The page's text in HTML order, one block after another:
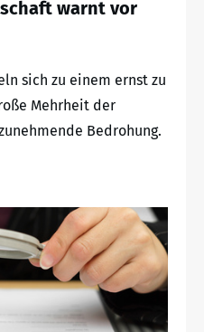
warnt vor
sich zu einem ernst zu
Mehrheit der
Bedrohung.